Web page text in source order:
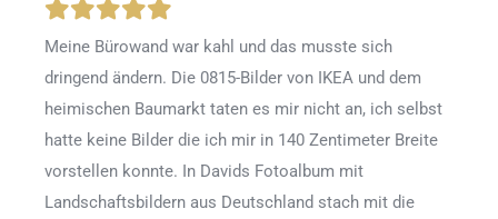
Meine Bürowand war kahl und das musste sich
dringend ändern. Die 0815-Bilder von IKEA und dem
heimischen Baumarkt taten es mir nicht an, ich selbst
hatte keine Bilder die ich mir in 140 Zentimeter Breite
vorstellen konnte. In Davids Fotoalbum mit
Landschaftsbildern aus Deutschland stach mit die